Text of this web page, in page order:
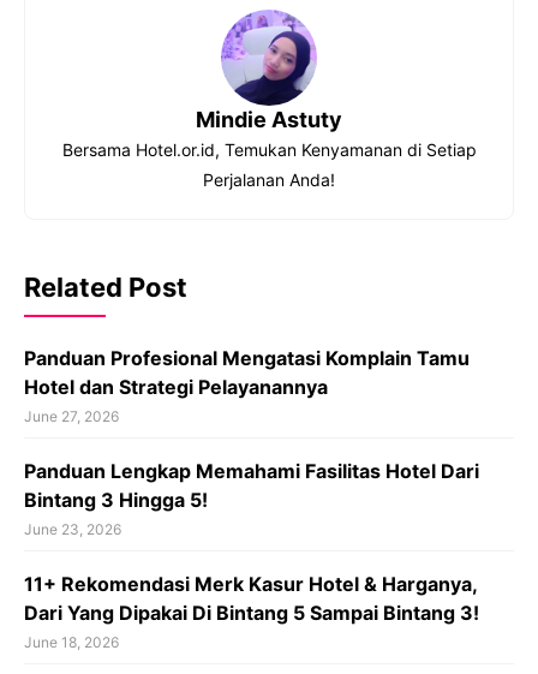
Mindie Astuty
Bersama Hotel.or.id, Temukan Kenyamanan di Setiap
Perjalanan Anda!
Related Post
Panduan Profesional Mengatasi Komplain Tamu
Hotel dan Strategi Pelayanannya
June 27, 2026
Panduan Lengkap Memahami Fasilitas Hotel Dari
Bintang 3 Hingga 5!
June 23, 2026
11+ Rekomendasi Merk Kasur Hotel & Harganya,
Dari Yang Dipakai Di Bintang 5 Sampai Bintang 3!
June 18, 2026